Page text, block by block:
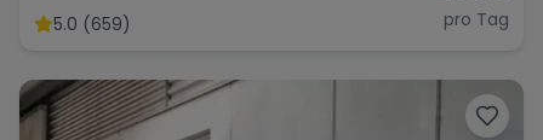
5.0 (659) pro Tag